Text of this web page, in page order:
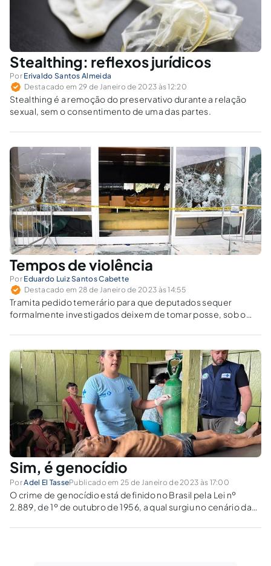
Stealthing: reflexos jurídicos
Por Erivaldo Santos Almeida
Destacado em 29 de Janeiro de 2023 às 12:20
Stealthing é a remoção do preservativo durante a relação
sexual, sem o consentimento de uma das partes.
Tempos de violência
Por Eduardo Luiz Santos Cabette
Destacado em 28 de Janeiro de 2023 às 14:55
Tramita pedido temerário para que deputados sequer
formalmente investigados deixem de tomar posse, sob o
Brasília em 8/1/23. O deferimento do pleito seria uma
violência política e jurídica.
Sim, é genocídio
PorAdel El TassePublicado em 25 de Janeiro de 2023 às 17:00
O crime de genocídio está definido no Brasil pela Lei nº
2.889, de 1º de outubro de 1956, a qual surgiu no cenário das
durante o período nazista, sendo que assim está tipificada...